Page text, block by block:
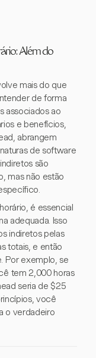
Além do
mais do que
de forma
associados ao
e benefícios,
abrangem
de software
são
mas não estão
é essencial
adequada. Isso
indiretos pelas
totais, e então
Por exemplo, se
tem 2,000 horas
seria de $25
você
o verdadeiro